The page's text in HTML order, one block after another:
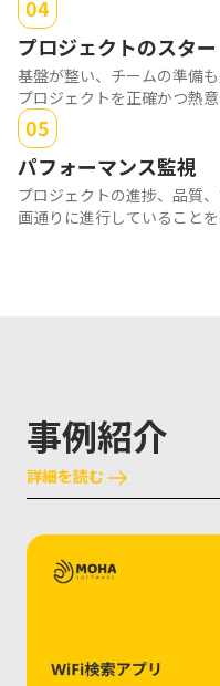
04
プロジェクトのスター
基盤が整い、チームの準備
プロジェクトを正確かつ熱
05
パフォーマンス監視
プロジェクトの進捗、品質
画通りに進行していることを
事例紹介
詳細を読む